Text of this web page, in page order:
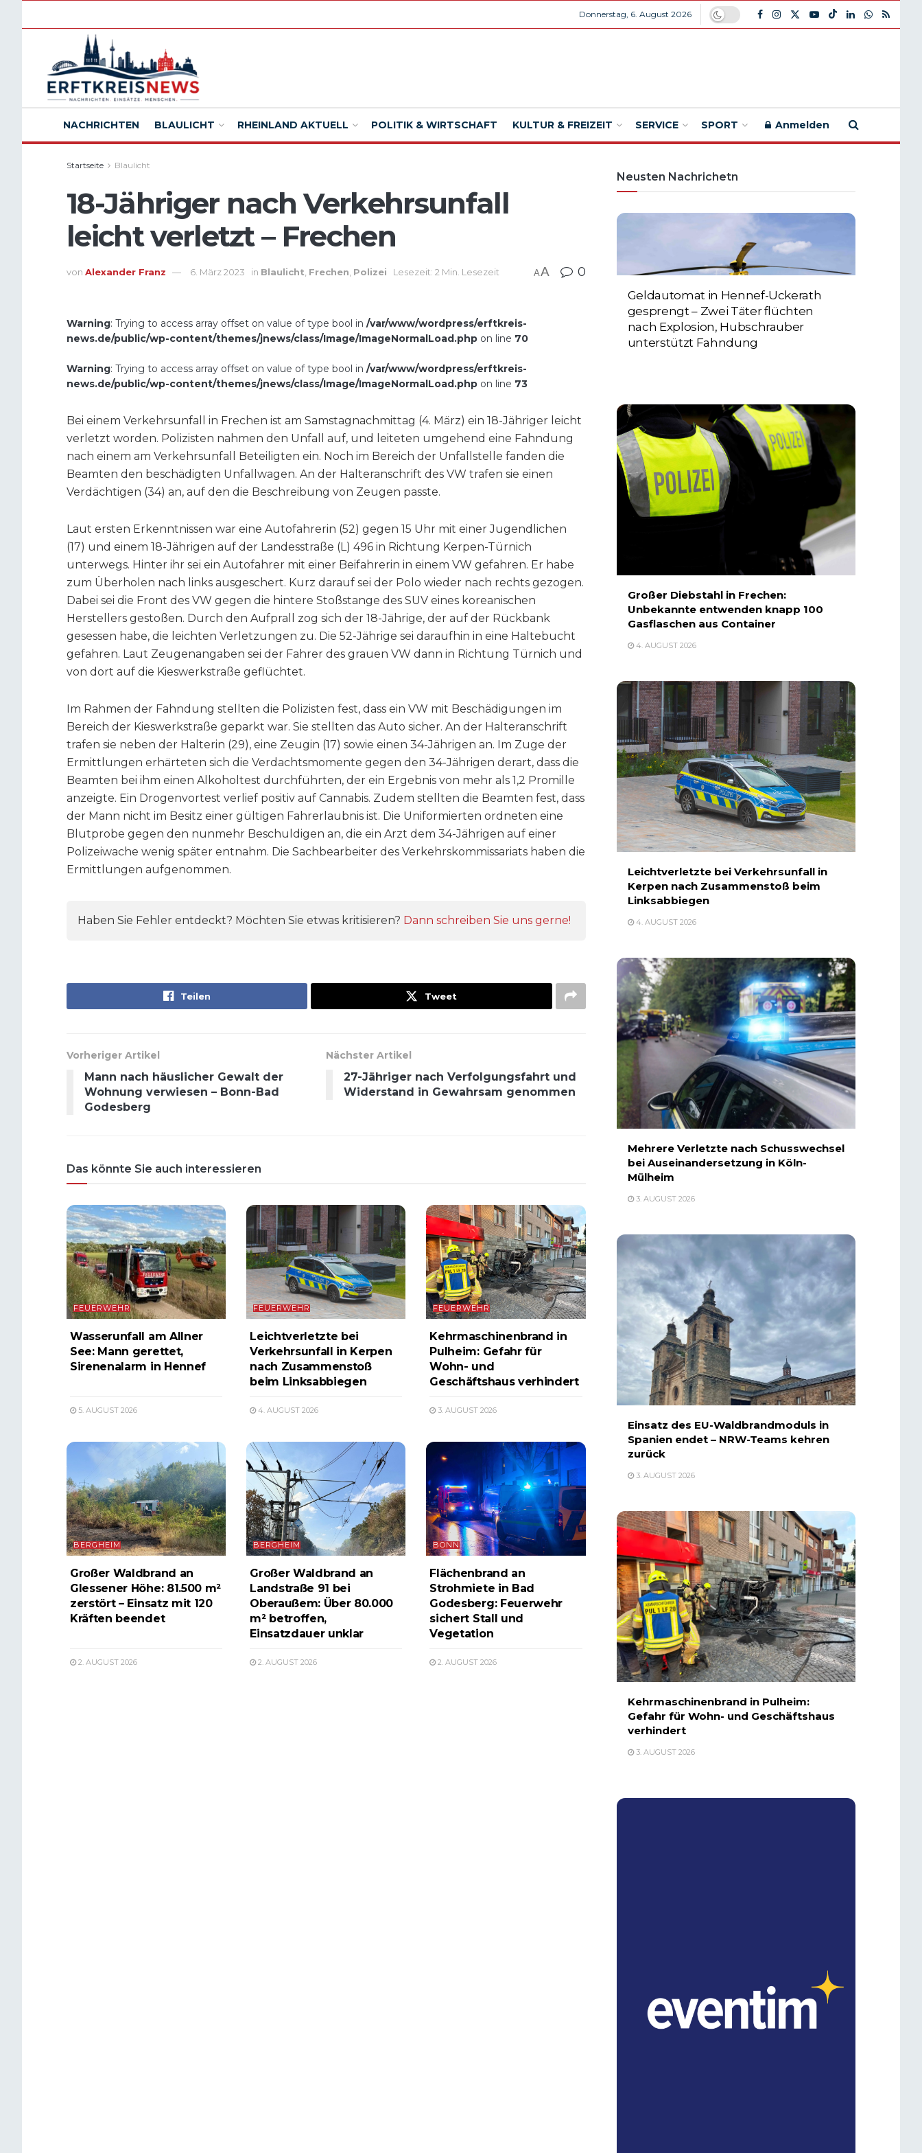
Donnerstag, 6. August 2026
NACHRICHTEN BLAULICHT RHEINLAND AKTUELL POLITIK & WIRTSCHAFT KULTUR & FREIZEIT SERVICE SPORT Anmelden
Startseite Blaulicht
18-Jähriger nach Verkehrsunfall
leicht verletzt – Frechen
von Alexander Franz 6. März 2023 in Blaulicht, Frechen, Polizei Lesezeit: 2 Min. Lesezeit AA 0
Warning: Trying to access array offset on value of type bool in /var/www/wordpress/erftkreis-
news.de/public/wp-content/themes/jnews/class/Image/ImageNormalLoad.php on line 70
Warning: Trying to access array offset on value of type bool in /var/www/wordpress/erftkreis-
news.de/public/wp-content/themes/jnews/class/Image/ImageNormalLoad.php on line 73
Bei einem Verkehrsunfall in Frechen ist am Samstagnachmittag (4. März) ein 18-Jähriger leicht
verletzt worden. Polizisten nahmen den Unfall auf, und leiteten umgehend eine Fahndung
nach einem am Verkehrsunfall Beteiligten ein. Noch im Bereich der Unfallstelle fanden die
Beamten den beschädigten Unfallwagen. An der Halteranschrift des VW trafen sie einen
Verdächtigen (34) an, auf den die Beschreibung von Zeugen passte.
Laut ersten Erkenntnissen war eine Autofahrerin (52) gegen 15 Uhr mit einer Jugendlichen
(17) und einem 18-Jährigen auf der Landesstraße (L) 496 in Richtung Kerpen-Türnich
unterwegs. Hinter ihr sei ein Autofahrer mit einer Beifahrerin in einem VW gefahren. Er habe
zum Überholen nach links ausgeschert. Kurz darauf sei der Polo wieder nach rechts gezogen.
Dabei sei die Front des VW gegen die hintere Stoßstange des SUV eines koreanischen
Herstellers gestoßen. Durch den Aufprall zog sich der 18-Jährige, der auf der Rückbank
gesessen habe, die leichten Verletzungen zu. Die 52-Jährige sei daraufhin in eine Haltebucht
gefahren. Laut Zeugenangaben sei der Fahrer des grauen VW dann in Richtung Türnich und
von dort auf die Kieswerkstraße geflüchtet.
Im Rahmen der Fahndung stellten die Polizisten fest, dass ein VW mit Beschädigungen im
Bereich der Kieswerkstraße geparkt war. Sie stellten das Auto sicher. An der Halteranschrift
trafen sie neben der Halterin (29), eine Zeugin (17) sowie einen 34-Jährigen an. Im Zuge der
Ermittlungen erhärteten sich die Verdachtsmomente gegen den 34-Jährigen derart, dass die
Beamten bei ihm einen Alkoholtest durchführten, der ein Ergebnis von mehr als 1,2 Promille
anzeigte. Ein Drogenvortest verlief positiv auf Cannabis. Zudem stellten die Beamten fest, dass
der Mann nicht im Besitz einer gültigen Fahrerlaubnis ist. Die Uniformierten ordneten eine
Blutprobe gegen den nunmehr Beschuldigen an, die ein Arzt dem 34-Jährigen auf einer
Polizeiwache wenig später entnahm. Die Sachbearbeiter des Verkehrskommissariats haben die
Ermittlungen aufgenommen.
Haben Sie Fehler entdeckt? Möchten Sie etwas kritisieren? Dann schreiben Sie uns gerne!
Teilen Tweet
Vorheriger Artikel
Mann nach häuslicher Gewalt der
Wohnung verwiesen – Bonn-Bad
Godesberg
Nächster Artikel
27-Jähriger nach Verfolgungsfahrt und
Widerstand in Gewahrsam genommen
Das könnte Sie auch interessieren
FEUERWEHR
Wasserunfall am Allner
See: Mann gerettet,
Sirenenalarm in Hennef
5. AUGUST 2026
FEUERWEHR
Leichtverletzte bei
Verkehrsunfall in Kerpen
nach Zusammenstoß
beim Linksabbiegen
4. AUGUST 2026
FEUERWEHR
Kehrmaschinenbrand in
Pulheim: Gefahr für
Wohn- und
Geschäftshaus verhindert
3. AUGUST 2026
BERGHEIM
Großer Waldbrand an
Glessener Höhe: 81.500 m²
zerstört – Einsatz mit 120
Kräften beendet
2. AUGUST 2026
BERGHEIM
Großer Waldbrand an
Landstraße 91 bei
Oberaußem: Über 80.000
m² betroffen,
Einsatzdauer unklar
2. AUGUST 2026
BONN
Flächenbrand an
Strohmiete in Bad
Godesberg: Feuerwehr
sichert Stall und
Vegetation
2. AUGUST 2026
Neusten Nachrichetn
Geldautomat in Hennef-Uckerath
gesprengt – Zwei Täter flüchten
nach Explosion, Hubschrauber
unterstützt Fahndung
Großer Diebstahl in Frechen:
Unbekannte entwenden knapp 100
Gasflaschen aus Container
4. AUGUST 2026
Leichtverletzte bei Verkehrsunfall in
Kerpen nach Zusammenstoß beim
Linksabbiegen
4. AUGUST 2026
Mehrere Verletzte nach Schusswechsel
bei Auseinandersetzung in Köln-
Mülheim
3. AUGUST 2026
Einsatz des EU-Waldbrandmoduls in
Spanien endet – NRW-Teams kehren
zurück
3. AUGUST 2026
Kehrmaschinenbrand in Pulheim:
Gefahr für Wohn- und Geschäftshaus
verhindert
3. AUGUST 2026